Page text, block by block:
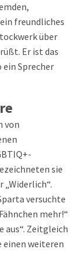
freundliches
über
Er ist das
Sprecher
von
sie
versuchte
mehr!“
aus“. Zeitgleich
einen weiteren